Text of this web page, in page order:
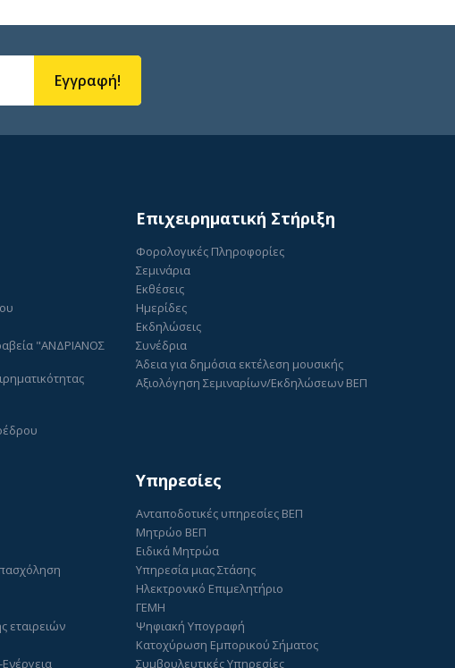
Εγγραφή!
"ΑΝΔΡΙΑΝΟΣ
Επιχειρηματική Στήριξη
Φορολογικές Πληροφορίες
Σεμινάρια
Εκθέσεις
Ημερίδες
Εκδηλώσεις
Συνέδρια
Άδεια για δημόσια εκτέλεση μουσικής
Αξιολόγηση Σεμιναρίων/Εκδηλώσεων ΒΕΠ
εταιρειών
Υπηρεσίες
Ανταποδοτικές υπηρεσίες ΒΕΠ
Μητρώο ΒΕΠ
Ειδικά Μητρώα
Υπηρεσία μιας Στάσης
Ηλεκτρονικό Επιμελητήριο
ΓΕΜΗ
Ψηφιακή Υπογραφή
Κατοχύρωση Εμπορικού Σήματος
Συμβουλευτικές Υπηρεσίες